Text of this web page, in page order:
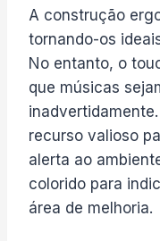
A construção
tornando-os
No entanto, o
que músicas
recurso valioso
alerta ao
colorido para
área de melhoria.